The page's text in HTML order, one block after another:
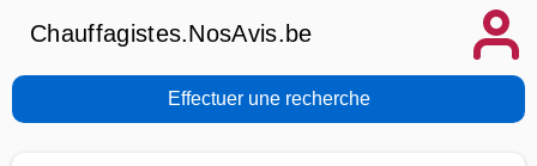
Chauffagistes.NosAvis.be
Effectuer une recherche